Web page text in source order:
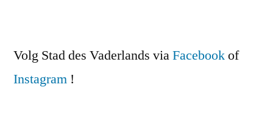
Volg Stad des Vaderlands viaFacebookof
Instagram !